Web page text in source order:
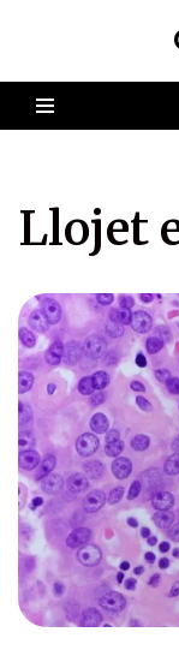
to
content
Llojet